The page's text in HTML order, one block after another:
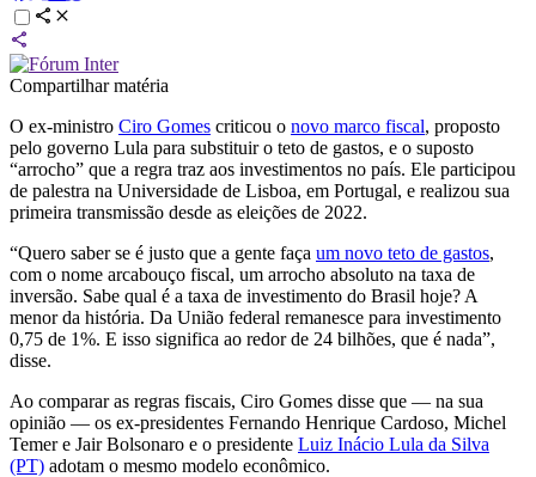
Compartilhar matéria
O ex-ministro Ciro Gomes criticou o novo marco fiscal, proposto
pelo governo Lula para substituir o teto de gastos, e o suposto
“arrocho” que a regra traz aos investimentos no país. Ele participou
de palestra na Universidade de Lisboa, em Portugal, e realizou sua
primeira transmissão desde as eleições de 2022.
“Quero saber se é justo que a gente faça um novo teto de gastos,
com o nome arcabouço fiscal, um arrocho absoluto na taxa de
inversão. Sabe qual é a taxa de investimento do Brasil hoje? A
menor da história. Da União federal remanesce para investimento
0,75 de 1%. E isso significa ao redor de 24 bilhões, que é nada”,
disse.
Ao comparar as regras fiscais, Ciro Gomes disse que — na sua
opinião — os ex-presidentes Fernando Henrique Cardoso, Michel
Temer e Jair Bolsonaro e o presidente Luiz Inácio Lula da Silva
(PT) adotam o mesmo modelo econômico.